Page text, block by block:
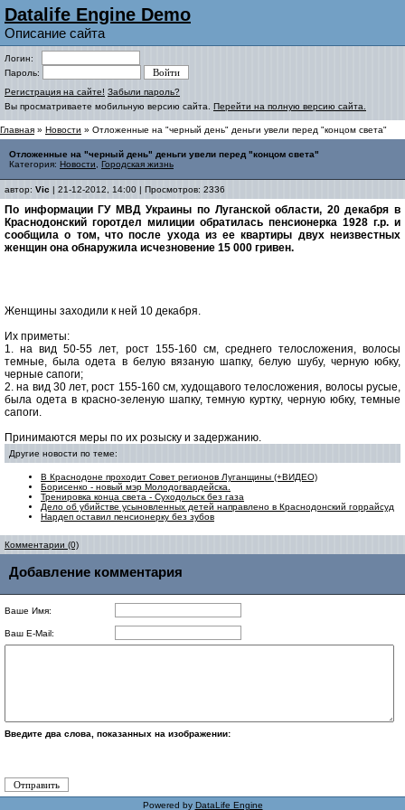
Datalife Engine Demo
Описание сайта
Логин:
Пароль:
Регистрация на сайте! Забыли пароль?
Вы просматриваете мобильную версию сайта. Перейти на полную версию сайта.
Главная » Новости » Отложенные на "черный день" деньги увели перед "концом света"
Отложенные на "черный день" деньги увели перед "концом света"
Категория: Новости Городская жизнь
автор: Vic | 21-12-2012, 14:00 | Просмотров: 2336
По информации ГУ МВД Украины по Луганской области, 20 декабря в
Краснодонский горотдел милиции обратилась пенсионерка 1928 г.р. и
сообщила о том, что после ухода из ее квартиры двух неизвестных
женщин она обнаружила исчезновение 15 000 гривен.
Женщины заходили к ней 10 декабря.
Их приметы:
1. на вид 50-55 лет, рост 155-160 см, среднего телосложения, волосы
темные, была одета в белую вязаную шапку, белую шубу, черную юбку,
черные сапоги;
2. на вид 30 лет, рост 155-160 см, худощавого телосложения, волосы русые,
была одета в красно-зеленую шапку, темную куртку, черную юбку, темные
сапоги.
Принимаются меры по их розыску и задержанию.
Другие новости по теме:
В Краснодоне проходит Совет регионов Луганщины (+ВИДЕО)
Борисенко - новый мэр Молодогвардейска.
Тренировка конца света - Суходольск без газа
Дело об убийстве усыновленных детей направлено в Краснодонский горрайсуд
Нардеп оставил пенсионерку без зубов
Комментарии (0)
Добавление комментария
Ваше Имя:
Ваш E-Mail:
Введите два слова, показанных на изображении:
Powered by DataLife Engine